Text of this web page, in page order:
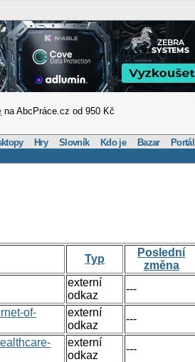
na AbcPráce.cz od 950 Kč
Hry Slovník Kdo je Bazar Portál
Typ
Poslední
změna
externí
odkaz
---
of-
externí
odkaz
---
externí
odkaz
---